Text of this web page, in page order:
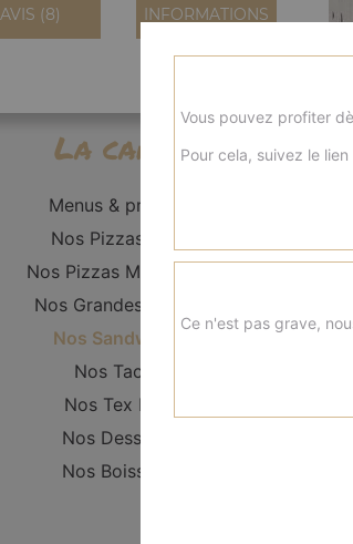
AVIS (8) INFORMATIONS
La carte
Menus & promos
Nos Pizzas Solo
Nos Pizzas Moyennes
Nos Grandes Pizzas
Nos Sandwichs
Nos Tacos
Nos Tex Mex
Nos Desserts
Nos Boissons
Vous pouvez profiter
Pour cela, suivez le
Ce n'est pas grave,